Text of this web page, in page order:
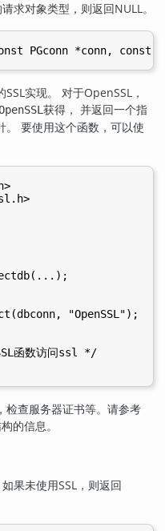
求对象类型，则返回NULL。
SSL实现。 对于OpenSSL ，
获得， 并返回一个指
。 要使用这个函数，可以使
"OpenSSL");
函数访问ssl */
检查服务器证书等。请参考
的信息。
果未使用SSL，则返回